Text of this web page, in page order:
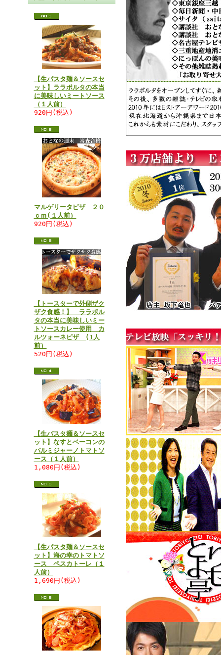
【生パスタ麺＆ソースセ
ット】ララポルタの本当
に美味しいミートソース
（１人前）
920円(税込)
マルゲリータピザ ２０
ｃｍ(１人前）
920円(税込)
【トースターで外側ザク
ザク食感！】 ララポル
タの本当に美味しいミー
トソースカレー使用 カ
ルツォーネピザ (1人
前）
520円(税込)
【生パスタ麺＆ソースセ
ット】なすとベーコンの
パルミジャーノトマトソ
ース（１人前）
1,080円(税込)
【生パスタ麺＆ソースセ
ット】海の幸のトマトソ
ース ペスカトーレ（１
人前）
1,690円(税込)